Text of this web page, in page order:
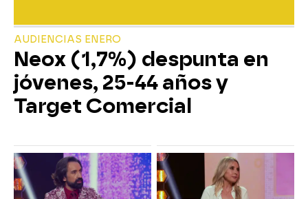
AUDIENCIAS ENERO
Neox (1,7%) despunta en
jóvenes, 25-44 años y
Target Comercial